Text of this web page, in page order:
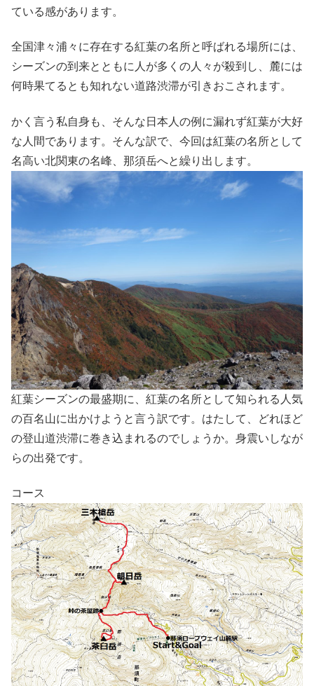
ている感があります。
全国津々浦々に存在する紅葉の名所と呼ばれる場所には、
シーズンの到来とともに人が多くの人々が殺到し、麓には
何時果てるとも知れない道路渋滞が引きおこされます。
かく言う私自身も、そんな日本人の例に漏れず紅葉が大好
な人間であります。そんな訳で、今回は紅葉の名所として
名高い北関東の名峰、那須岳へと繰り出します。
紅葉シーズンの最盛期に、紅葉の名所として知られる人気
の百名山に出かけようと言う訳です。はたして、どれほど
の登山道渋滞に巻き込まれるのでしょうか。身震いしなが
らの出発です。
コース